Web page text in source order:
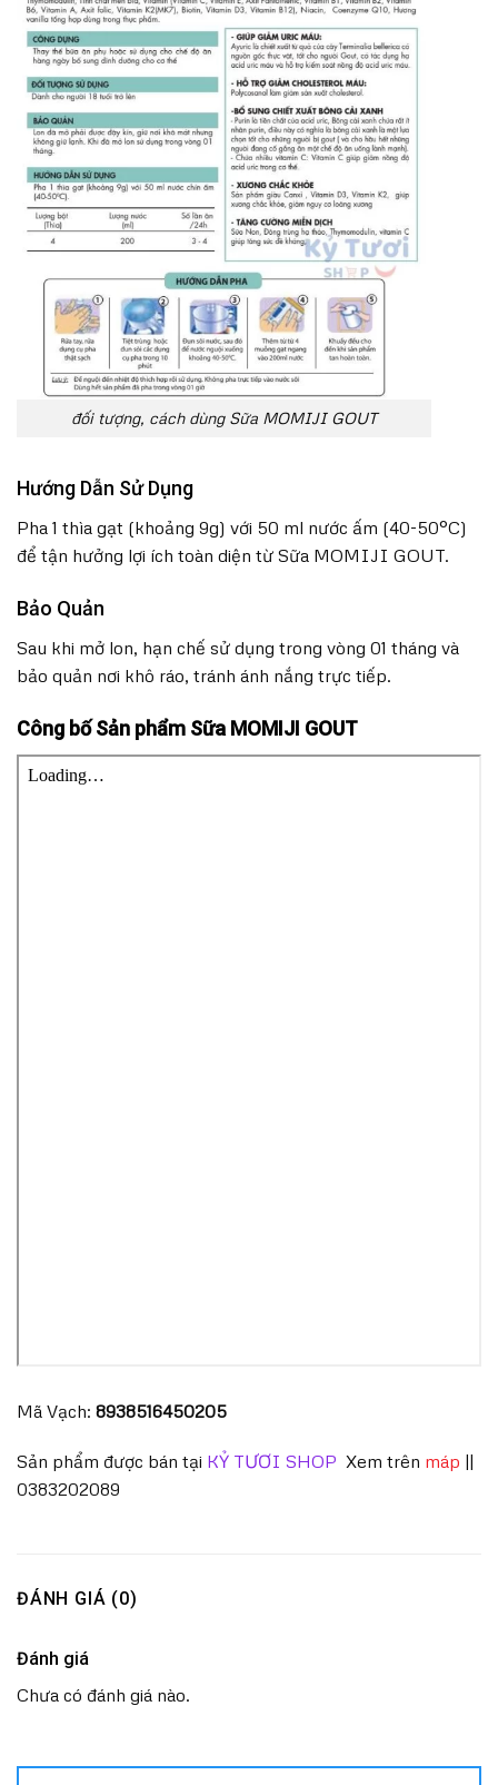
đối tượng, cách dùng Sữa MOMIJI GOUT
Hướng Dẫn Sử Dụng
Pha 1 thìa gạt (khoảng 9g) với 50 ml nước ấm (40-50°C)
để tận hưởng lợi ích toàn diện từ Sữa MOMIJI GOUT.
Bảo Quản
Sau khi mở lon, hạn chế sử dụng trong vòng 01 tháng và
bảo quản nơi khô ráo, tránh ánh nắng trực tiếp.
Công bố Sản phẩm Sữa MOMIJI GOUT
Mã Vạch: 8938516450205
Sản phẩm được bán tại KỶ TƯƠI SHOP Xem trên máp ||
0383202089
ĐÁNH GIÁ (0)
Đánh giá
Chưa có đánh giá nào.